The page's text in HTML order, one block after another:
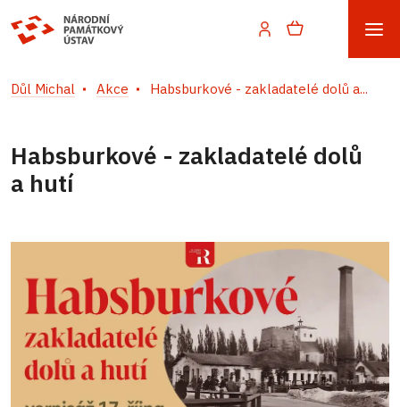
Důl Michal Akce Habsburkové - zakladatelé dolů a...
Habsburkové - zakladatelé dolů
a hutí